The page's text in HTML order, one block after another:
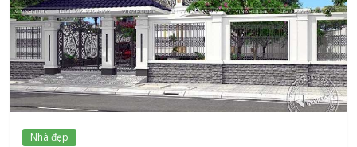
xứ
Thanh
Nhà đẹp